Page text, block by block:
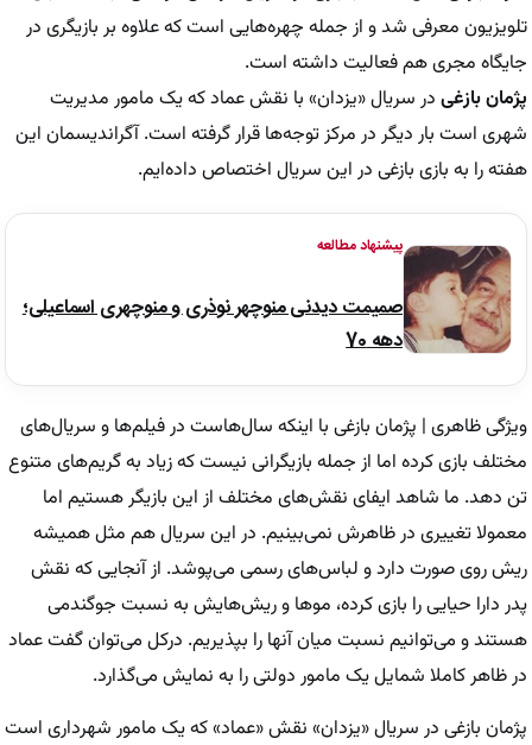
تلویزیون معرفی شد و از جمله چهره‌هایی است که علاوه بر بازیگری در
جایگاه مجری هم فعالیت داشته است.
پژمان بازغی در سریال «یزدان» با نقش عماد که یک مامور مدیریت
شهری است بار دیگر در مرکز توجه‌ها قرار گرفته است. آگراندیسمان این
هفته را به بازی بازغی در این سریال اختصاص داده‌ایم.
پیشنهاد مطالعه
صمیمت دیدنی منوچهر نوذری و منوچهری اسماعیلی؛
دهه 70
ویژگی ظاهری | پژمان بازغی با اینکه سال‌هاست در فیلم‌ها و سریال‌های
مختلف بازی کرده اما از جمله بازیگرانی نیست که زیاد به گریم‌های متنوع
تن دهد. ما شاهد ایفای نقش‌های مختلف از این بازیگر هستیم اما
معمولا تغییری در ظاهرش نمی‌بینیم. در این سریال هم مثل همیشه
ریش روی صورت دارد و لباس‌های رسمی می‌پوشد. از آنجایی که نقش
پدر دارا حیایی را بازی کرده، موها و ریش‌هایش به نسبت جوگندمی
هستند و می‌توانیم نسبت میان آنها را بپذیریم. درکل می‌توان گفت عماد
در ظاهر کاملا شمایل یک مامور دولتی را به نمایش می‌گذارد.
پژمان بازغی در سریال «یزدان» نقش «عماد» که یک مامور شهرداری است